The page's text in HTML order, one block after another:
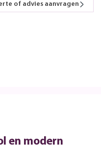
of advies aanvragen
en modern